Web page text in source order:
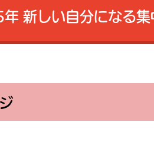
新しい自分になる集